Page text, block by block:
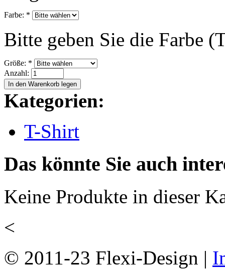
Farbe: *
Bitte geben Sie die Farbe
Größe: *
Anzahl:
Kategorien:
T-Shirt
Das könnte Sie auch
Keine Produkte in dieser
<
© 2011-23 Flexi-Design |